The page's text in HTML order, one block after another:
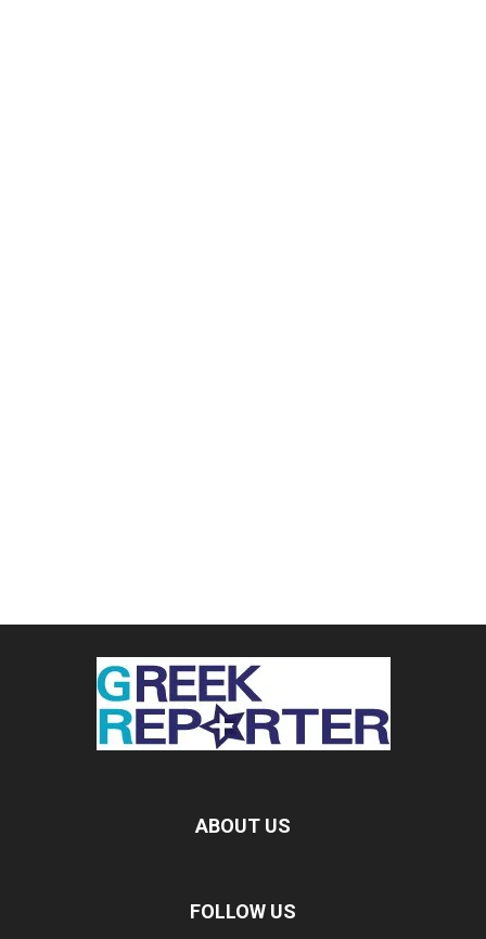
ABOUT US
FOLLOW US